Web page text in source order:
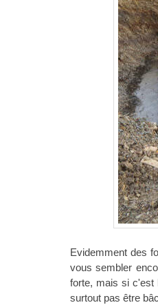
Evidemment des
vous sembler
forte, mais si c'est
surtout pas être